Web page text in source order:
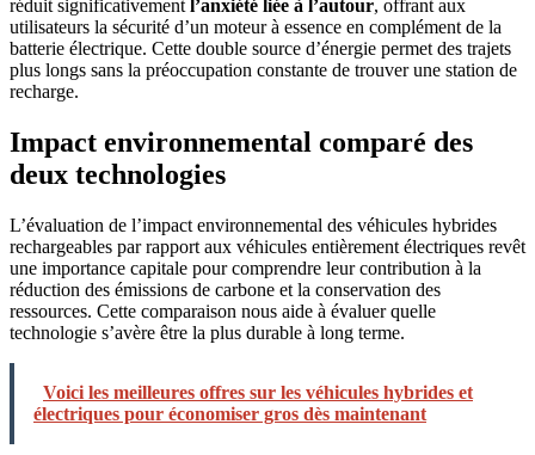
réduit significativement l’anxiété liée à l’autour, offrant aux
utilisateurs la sécurité d’un moteur à essence en complément de la
batterie électrique. Cette double source d’énergie permet des trajets
plus longs sans la préoccupation constante de trouver une station de
recharge.
Impact environnemental comparé des
deux technologies
L’évaluation de l’impact environnemental des véhicules hybrides
rechargeables par rapport aux véhicules entièrement électriques revêt
une importance capitale pour comprendre leur contribution à la
réduction des émissions de carbone et la conservation des
ressources. Cette comparaison nous aide à évaluer quelle
technologie s’avère être la plus durable à long terme.
Voici les meilleures offres sur les véhicules hybrides et
électriques pour économiser gros dès maintenant